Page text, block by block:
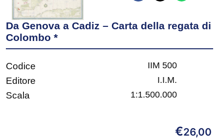
Da Genova a Cadiz – Carta della regata di
Colombo *
Codice IIM 500
Editore I.I.M.
Scala 1:1.500.000
€26,00